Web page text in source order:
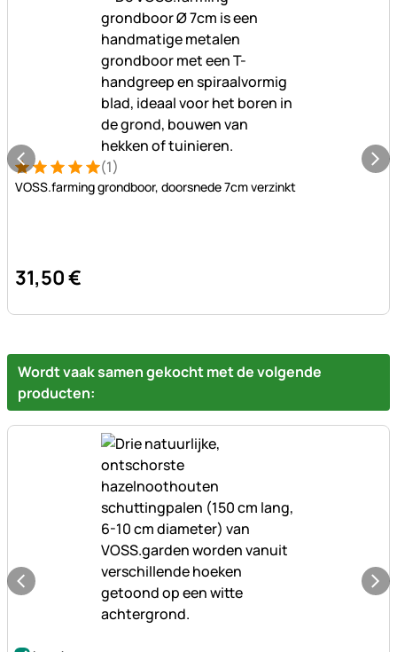
Beoordeling: 5 van 5 (1 beoordelingen)
1 Bewertung (1)
VOSS.farming grondboor, doorsnede 7cm verzinkt
31,50€
Wordt vaak samen gekocht met de volgende
producten:
Nog geen beoordelingen geplaatst